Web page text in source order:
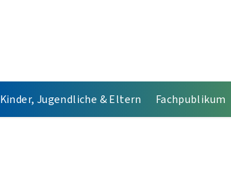
Kinder, Jugendliche & Eltern Fachpublikum